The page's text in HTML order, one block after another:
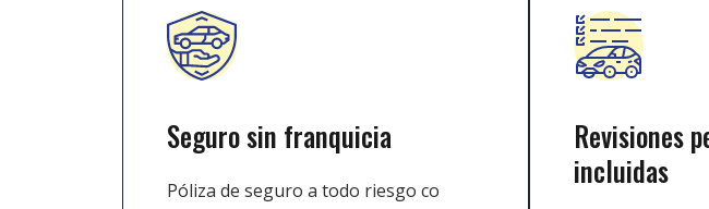
Seguro sin franquicia
Póliza de seguro a todo riesgo co
Revisiones
incluidas